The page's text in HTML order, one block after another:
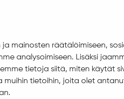
mainosten räätälöimiseen,
analysoimiseen. Lisäksi
tietoja siitä, miten käytät
tietoihin, joita olet